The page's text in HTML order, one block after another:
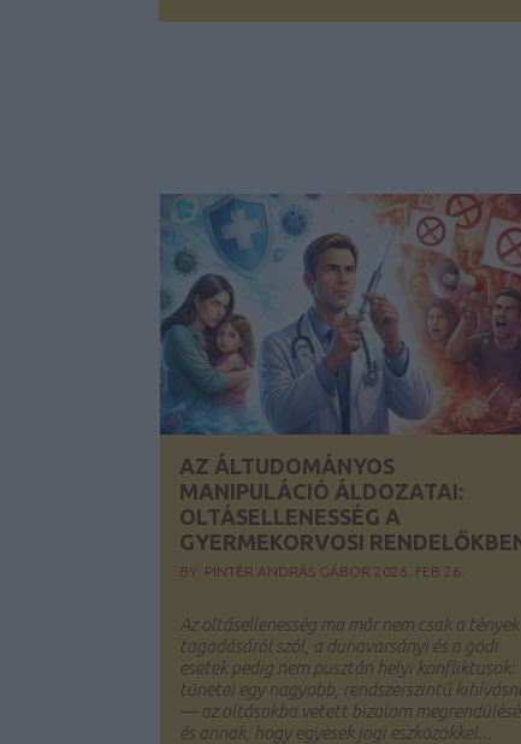
AZ ÁLTUDOMÁNYOS
MANIPULÁCIÓ ÁLDOZATAI:
OLTÁSELLENESSÉG A
GYERMEKORVOSI
BY: PINTÉR ANDRÁS GÁBOR 2026. FEB 26.
Az oltásellenesség ma már nem csak a tények
tagadásáról szól, a dunavarsányi és a gödi
esetek pedig nem pusztán helyi konfliktusok:
tünetei egy nagyobb, rendszerszintű
— az oltásokba vetett bizalom
és annak, hogy egyesek jogi eszközökkel...